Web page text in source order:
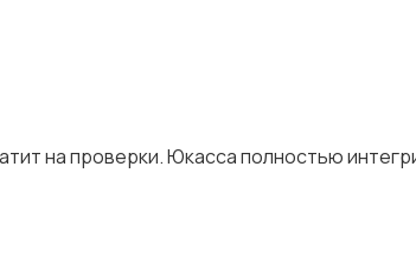
на проверки. Юкасса полностью